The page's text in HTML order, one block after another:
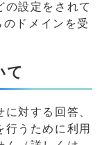
の設定をされて
ドメインを受
て
対する回答、
行うために利用